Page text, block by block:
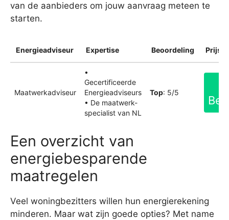
van de aanbieders om jouw aanvraag meteen te
starten.
Energieadviseur Expertise Beoordeling
Maatwerkadviseur
•
Gecertificeerde
Energieadviseurs
• De maatwerk-
specialist van NL
Top: 5/5
Een overzicht van
energiebesparende
maatregelen
Veel woningbezitters willen hun energierekening
minderen. Maar wat zijn goede opties? Met name